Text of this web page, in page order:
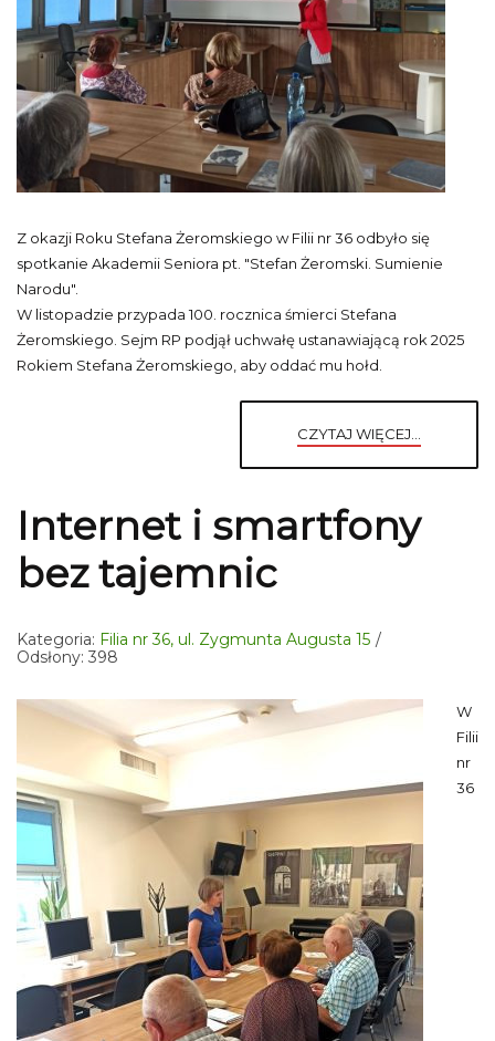
Z okazji Roku Stefana Żeromskiego w Filii nr 36 odbyło się
spotkanie Akademii Seniora pt. "Stefan Żeromski. Sumienie
Narodu".
W listopadzie przypada 100. rocznica śmierci Stefana
Żeromskiego. Sejm RP podjął uchwałę ustanawiającą rok 2025
Rokiem Stefana Żeromskiego, aby oddać mu hołd.
CZYTAJ WIĘCEJ...
Internet i smartfony
bez tajemnic
Kategoria: Filia nr 36, ul. Zygmunta Augusta 15
Odsłony: 398
W
Filii
nr
36